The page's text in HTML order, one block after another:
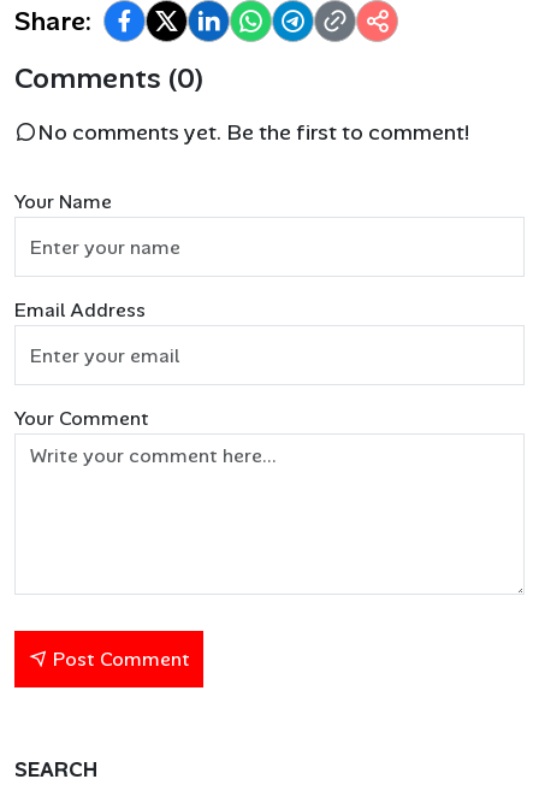
Share:
Comments (0)
No comments yet. Be the first to comment!
Your Name
Email Address
Your Comment
Post Comment
SEARCH